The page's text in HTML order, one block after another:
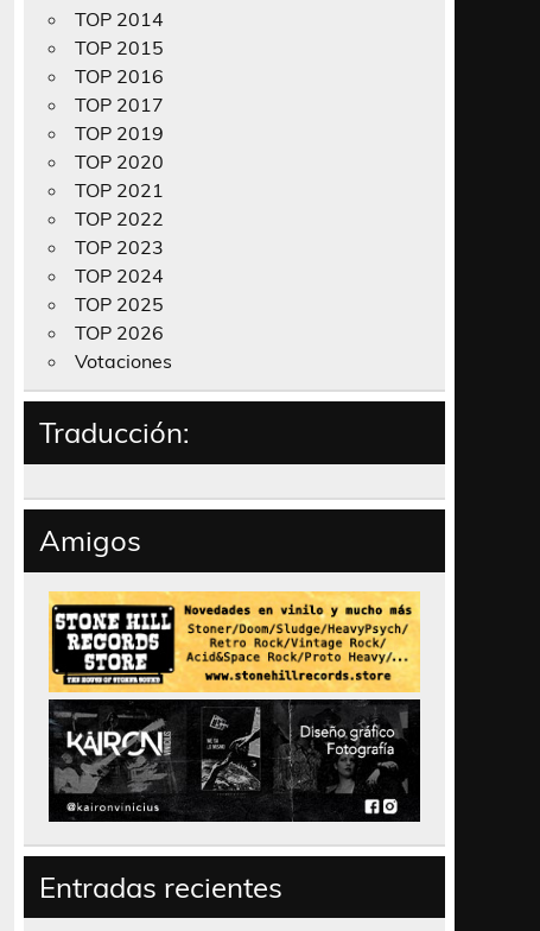
TOP 2014
TOP 2015
TOP 2016
TOP 2017
TOP 2019
TOP 2020
TOP 2021
TOP 2022
TOP 2023
TOP 2024
TOP 2025
TOP 2026
Votaciones
Traducción:
Amigos
Entradas recientes